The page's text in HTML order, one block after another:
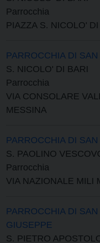
Parrocchia
PIAZZA S. NICOLO'
PARROCCHIA DI SAN
S. NICOLO' DI BARI
Parrocchia
VIA CONSOLARE
MESSINA
PARROCCHIA DI
S. PAOLINO
Parrocchia
VIA NAZIONALE MILI
PARROCCHIA DI
GIUSEPPE
S. PIETRO